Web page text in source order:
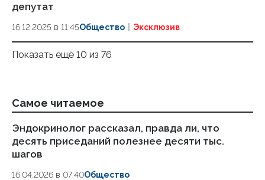
депутат
16.12.2025 в 11:45Общество Эксклюзив
Показать ещё 10 из 76
Самое читаемое
Эндокринолог рассказал, правда ли, что
десять приседаний полезнее десяти тыс.
шагов
16.04.2026 в 07:40Общество